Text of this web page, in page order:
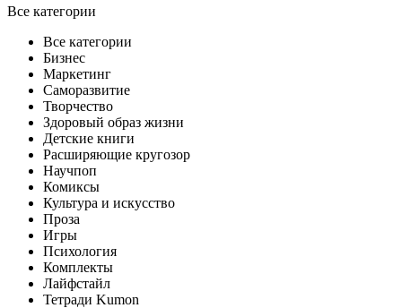
Все категории
Все категории
Бизнес
Маркетинг
Саморазвитие
Творчество
Здоровый образ жизни
Детские книги
Расширяющие кругозор
Научпоп
Комиксы
Культура и искусство
Проза
Игры
Психология
Комплекты
Лайфстайл
Тетради Kumon